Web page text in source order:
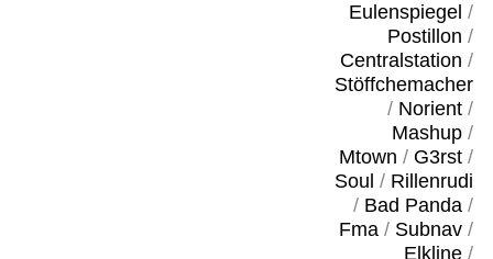
Eulenspiegel /
Postillon /
Centralstation /
Stöffchemacher
/ Norient/
Mashup/
Mtown / G3rst/
Soul / Rillenrudi
/ Bad Panda/
Fma/ Subnav/
Elkline/